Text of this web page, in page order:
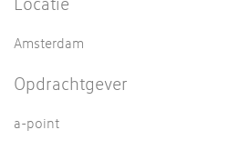
Amsterdam
Opdrachtgever
a-point